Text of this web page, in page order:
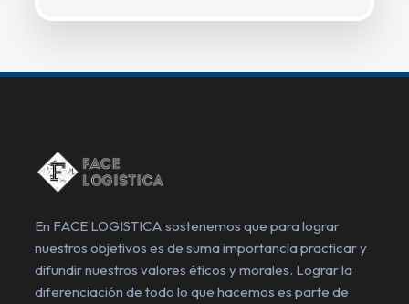
En FACE LOGISTICA sostenemos que para lograr
nuestros objetivos es de suma importancia practicar y
difundir nuestros valores éticos y morales. Lograr la
diferenciación de todo lo que hacemos es parte de